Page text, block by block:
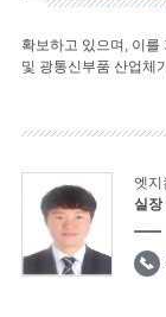
확보하고 있으며, 이를
및 광통신부품 산업체
엣지
실장